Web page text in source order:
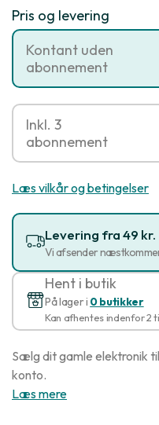
Pris og levering
Kontant uden
abonnement
Inkl. 3
abonnement
Læs vilkår og betingelser
Levering fra 49 kr.
Vi afsender
Hent i butik
På lager i 0 butikker
Kan afhentes indenfor 2
Sælg dit gamle elektronik
konto.
Læs mere